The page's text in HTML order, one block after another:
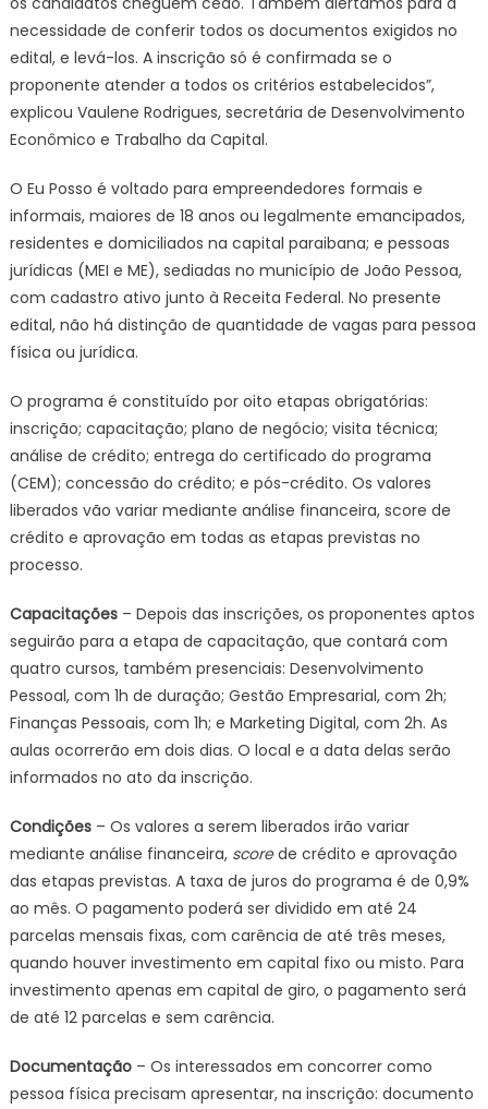
necessidade de conferir todos os documentos exigidos no
edital, e levá-los. A inscrição só é confirmada se o
proponente atender a todos os critérios estabelecidos”,
explicou Vaulene Rodrigues, secretária de Desenvolvimento
Econômico e Trabalho da Capital.
O Eu Posso é voltado para empreendedores formais e
informais, maiores de 18 anos ou legalmente emancipados,
residentes e domiciliados na capital paraibana; e pessoas
jurídicas (MEI e ME), sediadas no município de João Pessoa,
com cadastro ativo junto à Receita Federal. No presente
edital, não há distinção de quantidade de vagas para pessoa
física ou jurídica.
O programa é constituído por oito etapas obrigatórias:
inscrição; capacitação; plano de negócio; visita técnica;
análise de crédito; entrega do certificado do programa
(CEM); concessão do crédito; e pós-crédito. Os valores
liberados vão variar mediante análise financeira, score de
crédito e aprovação em todas as etapas previstas no
processo.
Capacitações– Depois das inscrições, os proponentes aptos
seguirão para a etapa de capacitação, que contará com
quatro cursos, também presenciais: Desenvolvimento
Pessoal, com 1h de duração; Gestão Empresarial, com 2h;
Finanças Pessoais, com 1h; e Marketing Digital, com 2h. As
aulas ocorrerão em dois dias. O local e a data delas serão
informados no ato da inscrição.
Condições– Os valores a serem liberados irão variar
mediante análise financeira, scorede crédito e aprovação
das etapas previstas. A taxa de juros do programa é de 0,9%
ao mês. O pagamento poderá ser dividido em até 24
parcelas mensais fixas, com carência de até três meses,
quando houver investimento em capital fixo ou misto. Para
investimento apenas em capital de giro, o pagamento será
de até 12 parcelas e sem carência.
Documentação– Os interessados em concorrer como
pessoa física precisam apresentar, na inscrição: documento